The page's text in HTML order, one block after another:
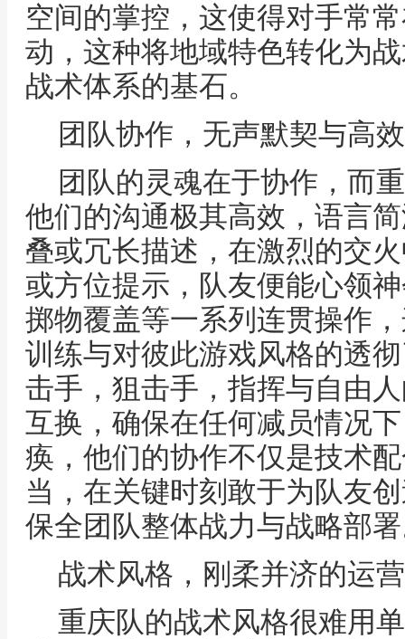
空间的掌控，这使得对手常
动，这种将地域特色转化为
战术体系的基石。
团队协作，无声默契与高
团队的灵魂在于协作，而
他们的沟通极其高效，语言
叠或冗长描述，在激烈的交
或方位提示，队友便能心领
掷物覆盖等一系列连贯操作
训练与对彼此游戏风格的透
击手，狙击手，指挥与自由
互换，确保在任何减员情况
痪，他们的协作不仅是技术
当，在关键时刻敢于为队友
保全团队整体战力与战略部
战术风格，刚柔并济的运
重庆队的战术风格很难用